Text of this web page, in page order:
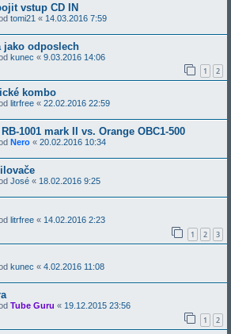
vstup CD IN
tomi21 « 14.03.2016 7:59
jako odposlech
kunec « 9.03.2016 14:06
1 2
kombo
litrfree « 22.02.2016 22:59
1001 mark II vs. Orange OBC1-500
Nero « 20.02.2016 10:34
José « 18.02.2016 9:25
litrfree « 14.02.2016 2:23
1 2 3
kunec « 4.02.2016 11:08
Tube Guru « 19.12.2015 23:56
1 2